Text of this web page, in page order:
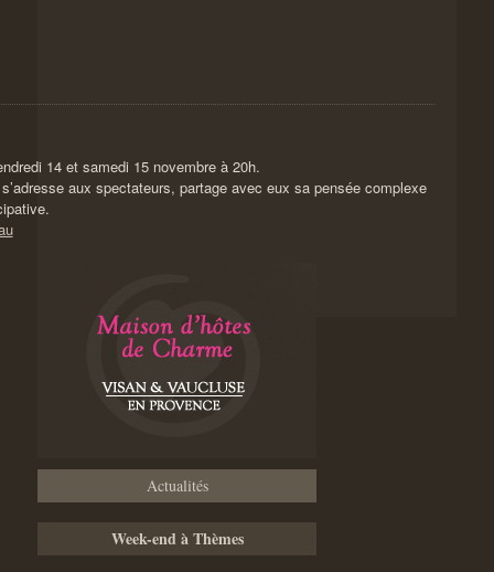
14 et samedi 15 novembre à 20h.
aux spectateurs, partage avec eux sa pensée complexe
Actualités
Week-end à Thèmes